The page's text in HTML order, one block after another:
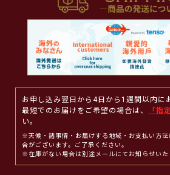
お申し込み翌日から4日から1週間以内に
最短でのお届けをご希望の場合は、
「指
い。
※天候・諸事情・お届けする地域・お支払い方
合がございます。ご了承ください。
※在庫がない場合は別途メールにてお知らせいた